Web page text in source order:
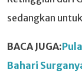
sedangkan
BACA JUGA:
Bahari